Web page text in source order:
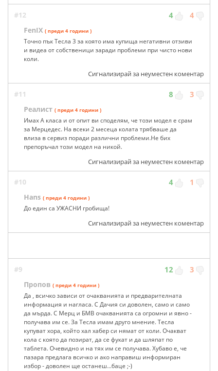
#12 4 4
FenIX ( преди 4 години )
Точно пък Тесла 3 за която има купища негативни отзиви
и видеа от собственици заради проблеми при чисто нови
коли.
Сигнализирай за неуместен коментар
#11 8 3
Реалист ( преди 4 години )
Имах А класа и от опит ви споделям, че този модел е срам
за Мерцедес. На всеки 2 месеца колата трябваше да
влиза в сервиз поради различни проблеми.Не бих
препоръчал този модел на никой.
Сигнализирай за неуместен коментар
#10 4 1
Hans ( преди 4 години )
До един са УЖАСНИ гробища!
Сигнализирай за неуместен коментар
#9 12 3
Пропов ( преди 4 години )
Да , всичко зависи от очакванията и предварителната
информация и нагласа. С Дачия си доволен, само и само
да мърда. С Мерц и БМВ очакванията са огромни и явно -
получава им се. За Тесла имам друго мнение. Тесла
купуват хора, който хал хабер си нямат от коли. Очакват
кола с която да позират, да се фукат и да шляпат по
таблета. Очевидно и на тях им се получава. Хубаво е, че
пазара предлага всичко и ако направиш информиран
избор - доволен ще останеш...баце ;-)